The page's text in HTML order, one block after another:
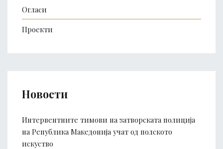
Огласи
Проекти
Новости
Интервентните тимови на затворската полиција
на Република Македонија учат од полското
искуство